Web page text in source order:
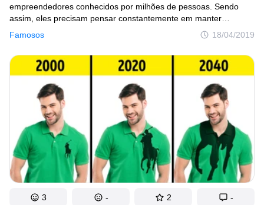
Famosos 18/04/2019
empreendedores conhecidos por milhões de pessoas. Sendo
assim, eles precisam pensar constantemente em manter
as aparências diante do público. Mas não foi sempre assim.
Encontramos fotos antigas de celebridades ricas para ver como
esses respeitáveis ​​cavalheiros e damas eram antes de o número
de zeros em suas contas bancárias aumentar drasticamente.
3 - 2 -